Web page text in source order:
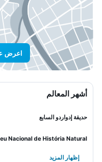
اعرض
أشهر المعالم
حديقة إدواردو السابع
Nacional de História Natural
إظهار المزيد